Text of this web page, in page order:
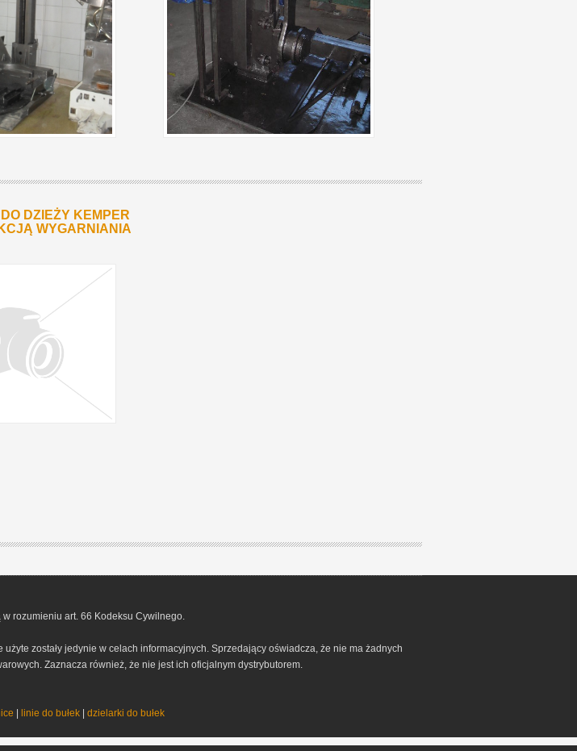
DZIEŻY KEMPER
WYGARNIANIA
rozumieniu art. 66 Kodeksu Cywilnego.
zostały jedynie w celach informacyjnych. Sprzedający oświadcza, że nie ma żadnych
Zaznacza również, że nie jest ich oficjalnym dystrybutorem.
linie do bułek dzielarki do bułek